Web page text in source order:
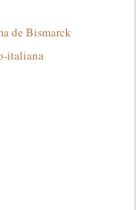
de Bismarck
italiana